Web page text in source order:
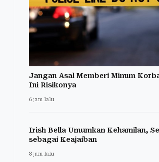
Jangan Asal Memberi Minum
Ini Risikonya
6 jam lalu
Irish Bella Umumkan Kehamilan,
sebagai Keajaiban
8 jam lalu